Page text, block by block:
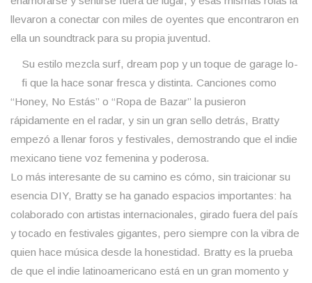
llevaron a conectar con miles de oyentes que encontraron en
ella un soundtrack para su propia juventud.
Su estilo mezcla surf, dream pop y un toque de garage lo-
fi que la hace sonar fresca y distinta. Canciones como
“Honey, No Estás” o “Ropa de Bazar” la pusieron
rápidamente en el radar, y sin un gran sello detrás, Bratty
empezó a llenar foros y festivales, demostrando que el indie
mexicano tiene voz femenina y poderosa.
Lo más interesante de su camino es cómo, sin traicionar su
esencia DIY, Bratty se ha ganado espacios importantes: ha
colaborado con artistas internacionales, girado fuera del país
y tocado en festivales gigantes, pero siempre con la vibra de
quien hace música desde la honestidad. Bratty es la prueba
de que el indie latinoamericano está en un gran momento y